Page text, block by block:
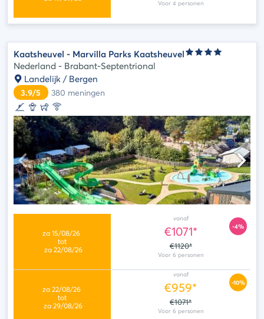
Kaatsheuvel - Marvilla Parks Kaatsheuvel
Nederland - Brabant-Septentrional
Landelijk / Bergen
3.9/5 380 meningen
-4%
vanaf
€1071*
€1120*
-10%
vanaf
€959*
€1071*